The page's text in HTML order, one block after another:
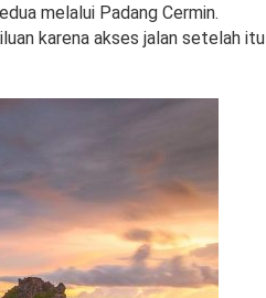
melalui Padang Cermin.
karena akses jalan setelah itu